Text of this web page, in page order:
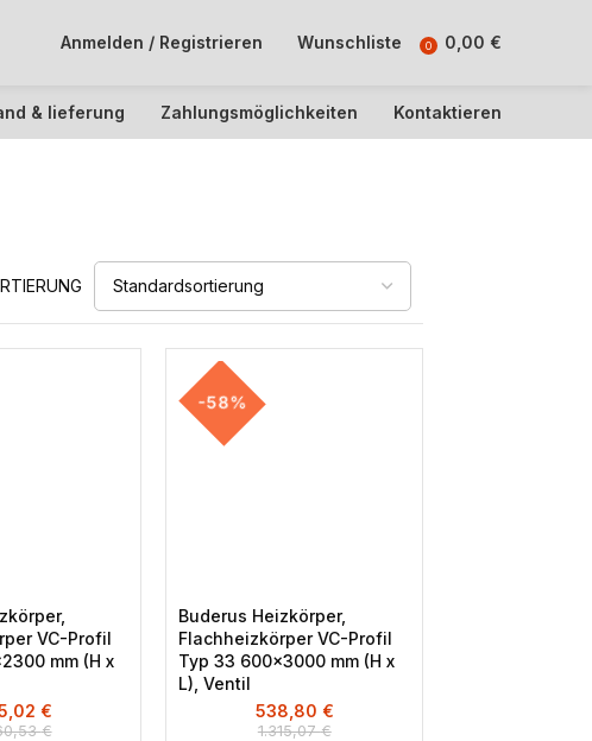
Anmelden / Registrieren Wunschliste 0 0,00 €
& lieferung Zahlungsmöglichkeiten Kontaktieren
VC-Profil
mm (H x
€
€
-58%
Buderus Heizkörper,
Flachheizkörper VC-Profil
Typ 33 600×3000 mm (H x
L), Ventil
1.315,07€
538,80 €